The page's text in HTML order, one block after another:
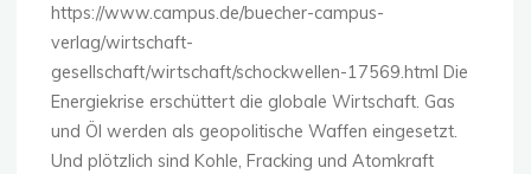
https://www.campus.de/buecher-campus-
verlag/wirtschaft-
gesellschaft/wirtschaft/schockwellen-17569.html Die
Energiekrise erschüttert die globale Wirtschaft. Gas
und Öl werden als geopolitische Waffen eingesetzt.
Und plötzlich sind Kohle, Fracking und Atomkraft